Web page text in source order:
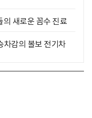
새로운 꼼수 진료
감의 볼보 전기차